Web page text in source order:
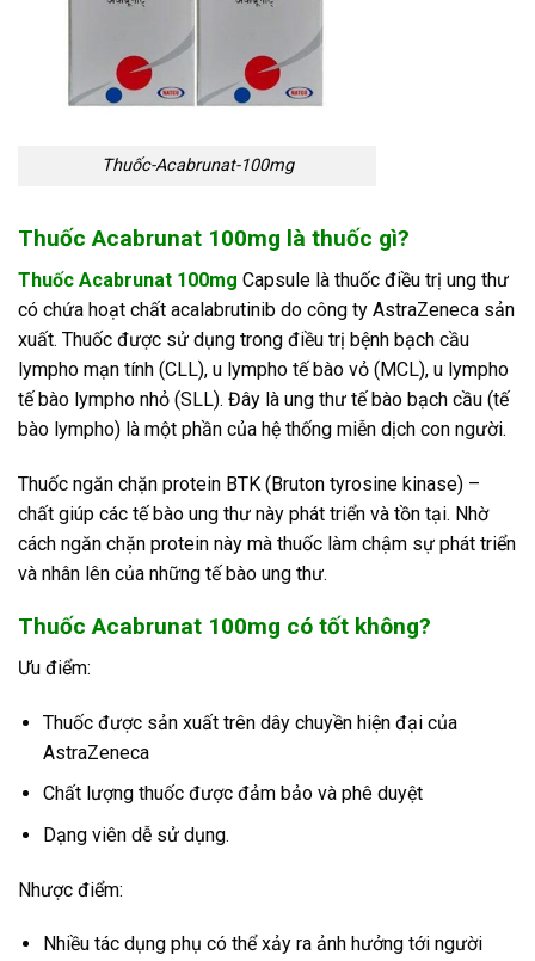
Thuốc-Acabrunat-100mg
Thuốc Acabrunat 100mg là thuốc gì?
Thuốc Acabrunat 100mg Capsule là thuốc điều trị ung thư
có chứa hoạt chất acalabrutinib do công ty AstraZeneca sản
xuất. Thuốc được sử dụng trong điều trị bệnh bạch cầu
lympho mạn tính (CLL), u lympho tế bào vỏ (MCL), u lympho
tế bào lympho nhỏ (SLL). Đây là ung thư tế bào bạch cầu (tế
bào lympho) là một phần của hệ thống miễn dịch con người.
Thuốc ngăn chặn protein BTK (Bruton tyrosine kinase) –
chất giúp các tế bào ung thư này phát triển và tồn tại. Nhờ
cách ngăn chặn protein này mà thuốc làm chậm sự phát triển
và nhân lên của những tế bào ung thư.
Thuốc Acabrunat 100mg có tốt không?
Ưu điểm:
Thuốc được sản xuất trên dây chuyền hiện đại của
AstraZeneca
Chất lượng thuốc được đảm bảo và phê duyệt
Dạng viên dễ sử dụng.
Nhược điểm:
Nhiều tác dụng phụ có thể xảy ra ảnh hưởng tới người